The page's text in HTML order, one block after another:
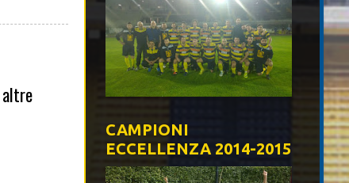
CAMPIONI
ECCELLENZA 2014-2015